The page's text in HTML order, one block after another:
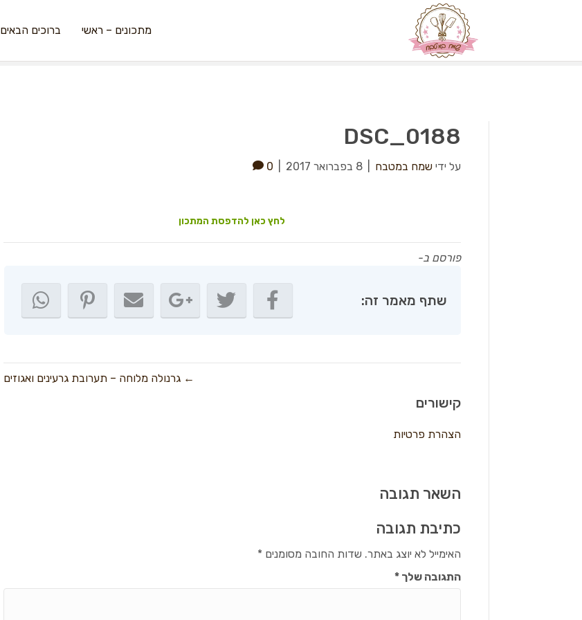
מתכונים – ראשי ברוכים הבאים
DSC_0188
על ידי שמח במטבח 8 בפברואר 2017 0
לחץ כאן להדפסת המתכון
פורסם ב-
שתף מאמר זה:
← גרנולה מלוחה – תערובת גרעינים ואגוזים
קישורים
הצהרת פרטיות
השאר תגובה
כתיבת תגובה
האימייל לא יוצג באתר. שדות החובה מסומנים*
התגובה שלך*